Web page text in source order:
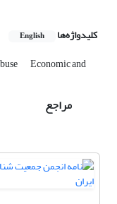
کلیدواژه‌ها English
Economic and
مراجع